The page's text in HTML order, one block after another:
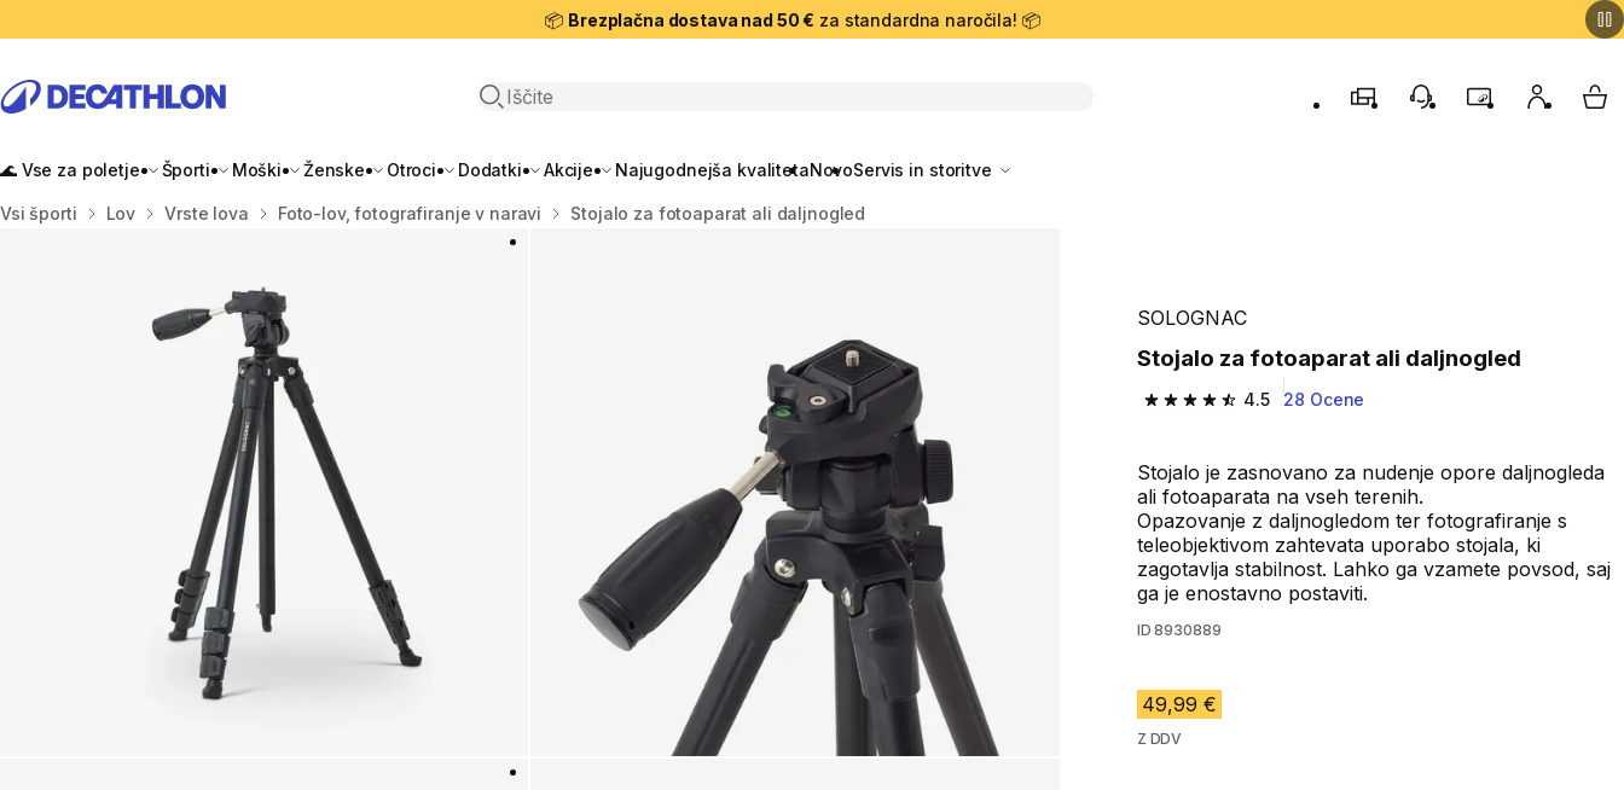
📦 Brezplačna dostava nad 50 € za standardna naročila! 📦
Odpri iskanje
TrgovinePodporo strankam
ProgramMoj račun
🌊 Vse za poletje Športi Moški Ženske Otroci Dodatki Akcije Najugodnejša kvalitetaNovoServis in storitve
Domov
Vsi športi Lov Vrste lova Foto-lov, fotografiranje v naravi Stojalo za fotoaparat ali daljnogled
SOLOGNAC
Stojalo za fotoaparat ali daljnogled
4.5
4.5 od 5 zvezdic from 28 ocene
28 Ocene
Stojalo je zasnovano za nudenje opore daljnogleda
ali fotoaparata na vseh terenih.
Opazovanje z daljnogledom ter fotografiranje s
teleobjektivom zahtevata uporabo stojala, ki
zagotavlja stabilnost. Lahko ga vzamete povsod, saj
ga je enostavno postaviti.
ID 8930889
49,99 €
Z DDV